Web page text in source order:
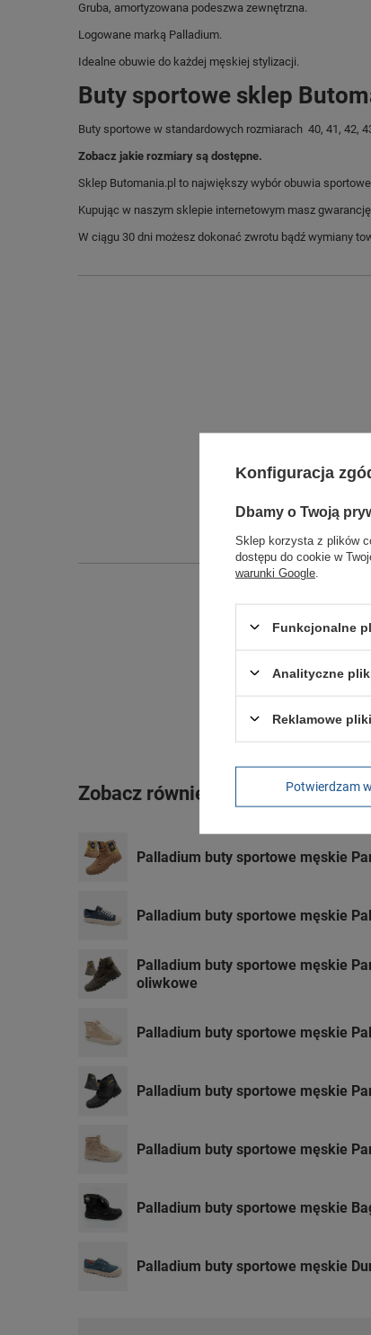
Gruba, amortyzowana podeszwa zewnętrzna.
Logowane marką Palladium.
Idealne obuwie do każdej męskiej stylizacji.
Buty sportowe sklep
Buty sportowe w standardowych rozmiarach 40, 41, 42,
Zobacz jakie rozmiary są dostępne.
Sklep Butomania.pl to największy wybór obuwia
Kupując w naszym sklepie internetowym masz
W ciągu 30 dni możesz dokonać zwrotu bądź wymiany
Zobacz również
Palladium buty sportowe męskie
Palladium buty sportowe męskie
Palladium buty sportowe męskie
oliwkowe
Palladium buty sportowe męskie
Palladium buty sportowe męskie
Palladium buty sportowe męskie
Palladium buty sportowe męskie
Palladium buty sportowe męskie
Konfiguracja
Dbamy o Twoją
Sklep korzysta z plików
dostępu do cookie w
warunki Google
Funkcjonalne
Analityczne
Reklamowe
Potwierdzam